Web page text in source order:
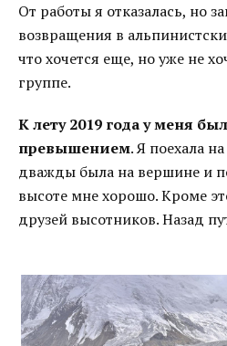
От работы я отказалась, но
возвращения в
что хочется еще, но уже не
группе.
К лету 2019 года у меня
превышением. Я поехала
дважды была на вершине и
высоте мне хорошо. Кроме
друзей высотников. Назад